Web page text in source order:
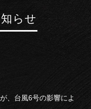
らせ
、台風6号の影響によ